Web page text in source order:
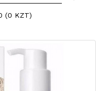
(0 KZT)